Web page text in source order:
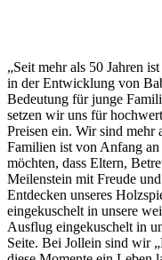
„Seit mehr als 50 Jahren
in der Entwicklung von
Bedeutung für junge
setzen wir uns für
Preisen ein. Wir sind mehr
Familien ist von Anfang
möchten, dass Eltern,
Meilenstein mit Freude
Entdecken unseres
eingekuschelt in unsere
Ausflug eingekuschelt in
Seite. Bei Jollein sind wir